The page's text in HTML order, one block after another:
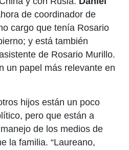
de coordinador de
cargo que tenía Rosario
y está también
de Rosario Murillo.
un papel más relevante en
hijos están un poco
pero que están a
de los medios de
la familia. “Laureano,